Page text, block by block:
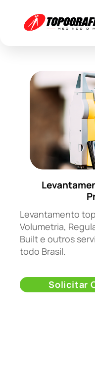
Levantamento
Volumetria,
Built e outros
todo Brasil.
Solicitar